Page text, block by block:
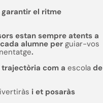
garantir el ritme
estan sempre atents a
alumne per guiar-vos
.
com a escolade
i et posaràs